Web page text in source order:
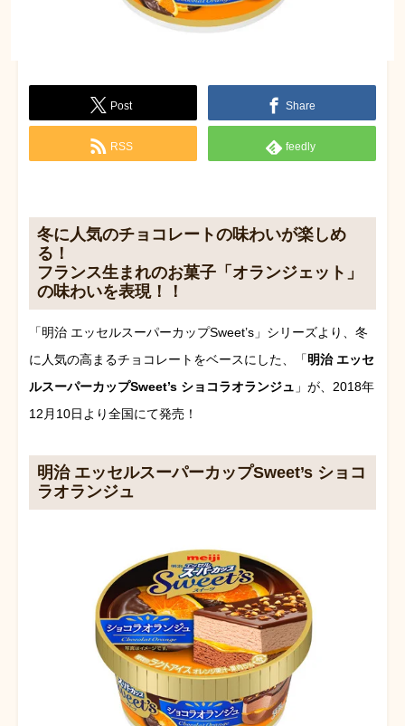
Post Share
RSS feedly
冬に人気のチョコレートの味わいが楽しめ
る！
フランス生まれのお菓子「オランジェット」
の味わいを表現！！
「明治 エッセルスーパーカップSweet’s」シリーズより、冬
に人気の高まるチョコレートをベースにした、「明治 エッセ
ルスーパーカップSweet’s ショコラオランジュ 」が、2018年
12月10日より全国にて発売！
明治 エッセルスーパーカップSweet’s ショコ
ラオランジュ